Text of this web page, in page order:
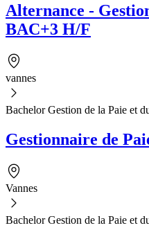
Alternance -
BAC+3 H/F
vannes
Bachelor Gestion de la Paie et
Gestionnaire de
Vannes
Bachelor Gestion de la Paie et